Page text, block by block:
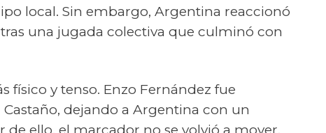
local. Sin embargo, Argentina reaccionó
una jugada colectiva que culminó con
físico y tenso. Enzo Fernández fue
dejando a Argentina con un
ello, el marcador no se volvió a mover.